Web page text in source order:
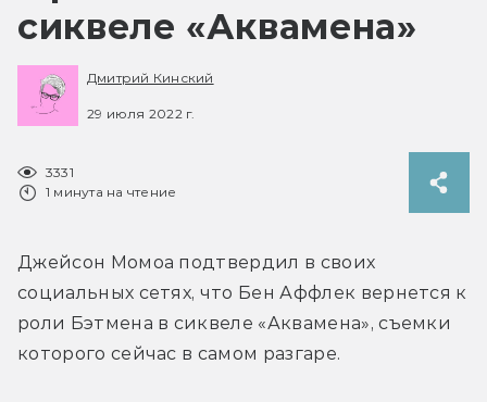
сиквеле «Аквамена»
Дмитрий Кинский
29 июля 2022 г.
3331
1 минута на чтение
Джейсон Момоа подтвердил в своих
социальных сетях, что Бен Аффлек вернется к
роли Бэтмена в сиквеле «Аквамена», съемки
которого сейчас в самом разгаре.